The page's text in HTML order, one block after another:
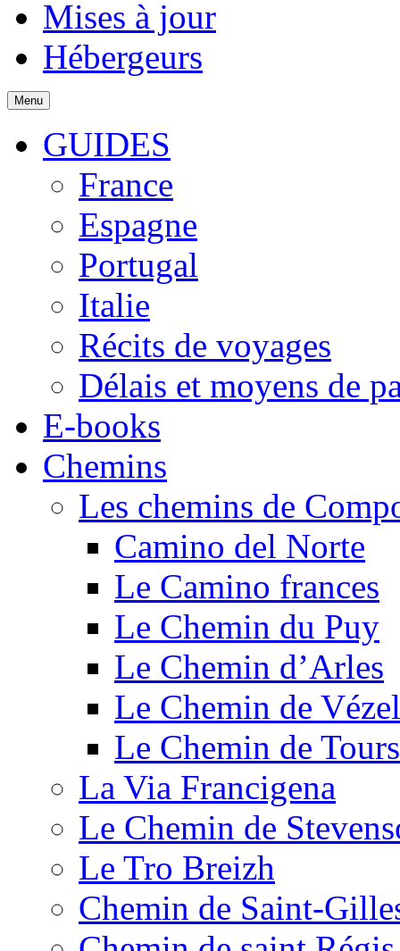
Mises à jour
Hébergeurs
Menu
GUIDES
France
Espagne
Portugal
Italie
Récits de voyages
Délais et moyens de
E-books
Chemins
Les chemins de
Camino del Norte
Le Camino frances
Le Chemin du Puy
Le Chemin d’Arles
Le Chemin de
Le Chemin de Tours
La Via Francigena
Le Chemin de
Le Tro Breizh
Chemin de Saint-